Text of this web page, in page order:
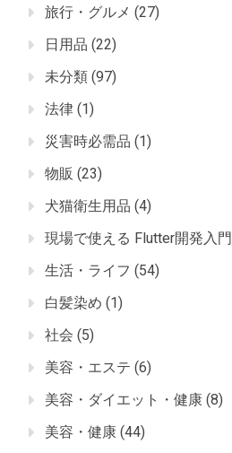
旅行・グルメ (27)
日用品 (22)
未分類 (97)
法律 (1)
災害時必需品 (1)
物販 (23)
犬猫衛生用品 (4)
現場で使える Flutter開発入門
生活・ライフ (54)
白髪染め (1)
社会 (5)
美容・エステ (6)
美容・ダイエット・健康 (8)
美容・健康 (44)